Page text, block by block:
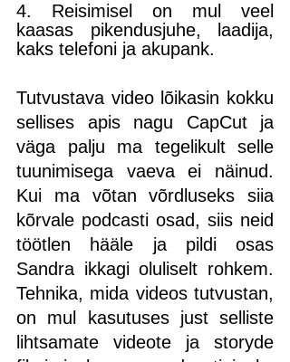
4. Reisimisel on mul veel
kaasas pikendusjuhe, laadija,
kaks telefoni ja akupank.
Tutvustava video lõikasin kokku
sellises apis nagu CapCut ja
väga palju ma tegelikult selle
tuunimisega vaeva ei näinud.
Kui ma võtan võrdluseks siia
kõrvale podcasti osad, siis neid
töötlen hääle ja pildi osas
Sandra ikkagi oluliselt rohkem.
Tehnika, mida videos tutvustan,
on mul kasutuses just selliste
lihtsamate videote ja storyde